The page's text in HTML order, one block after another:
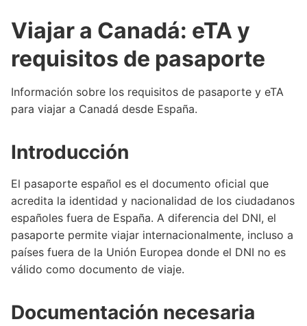
Viajar a Canadá: eTA y
requisitos de pasaporte
Información sobre los requisitos de pasaporte y eTA
para viajar a Canadá desde España.
Introducción
El pasaporte español es el documento oficial que
acredita la identidad y nacionalidad de los ciudadanos
españoles fuera de España. A diferencia del DNI, el
pasaporte permite viajar internacionalmente, incluso a
países fuera de la Unión Europea donde el DNI no es
válido como documento de viaje.
Documentación necesaria